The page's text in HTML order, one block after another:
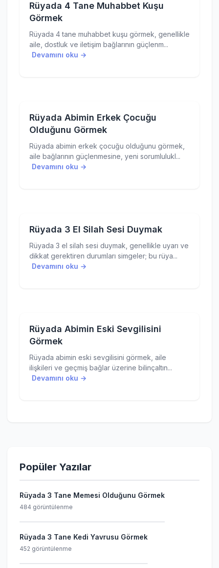
Rüyada 4 Tane Muhabbet Kuşu
Görmek
Rüyada 4 tane muhabbet kuşu görmek, genellikle
aile, dostluk ve iletişim bağlarının güçlenm...
Devamını oku →
Rüyada Abimin Erkek Çocuğu
Olduğunu Görmek
Rüyada abimin erkek çocuğu olduğunu görmek,
aile bağlarının güçlenmesine, yeni sorumlulukl...
Devamını oku →
Rüyada 3 El Silah Sesi Duymak
Rüyada 3 el silah sesi duymak, genellikle uyarı ve
dikkat gerektiren durumları simgeler; bu rüya...
Devamını oku →
Rüyada Abimin Eski Sevgilisini
Görmek
Rüyada abimin eski sevgilisini görmek, aile
ilişkileri ve geçmiş bağlar üzerine bilinçaltın...
Devamını oku →
Popüler Yazılar
Rüyada 3 Tane Memesi Olduğunu Görmek
484 görüntülenme
Rüyada 3 Tane Kedi Yavrusu Görmek
452 görüntülenme